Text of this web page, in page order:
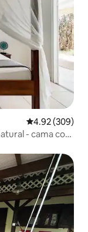
Calificación
4.92 (309)
- cama con